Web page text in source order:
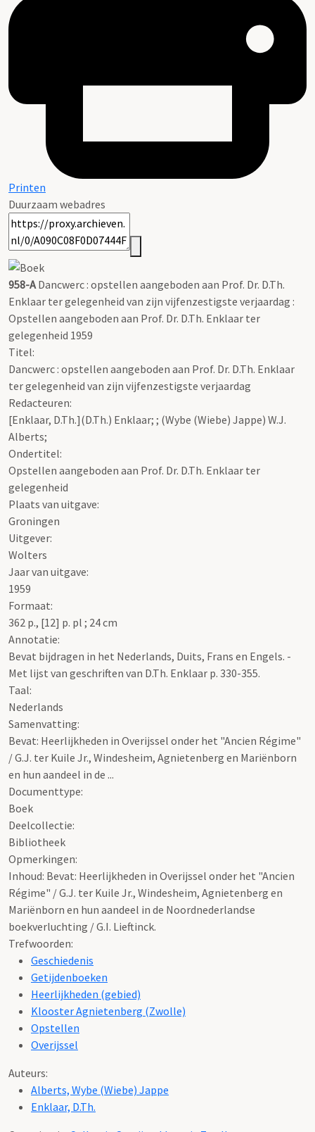
Printen
Duurzaam webadres
958-A Dancwerc : opstellen aangeboden aan Prof. Dr. D.Th.
Enklaar ter gelegenheid van zijn vijfenzestigste verjaardag :
Opstellen aangeboden aan Prof. Dr. D.Th. Enklaar ter
gelegenheid 1959
Titel:
Dancwerc : opstellen aangeboden aan Prof. Dr. D.Th. Enklaar
ter gelegenheid van zijn vijfenzestigste verjaardag
Redacteuren:
[Enklaar, D.Th.](D.Th.) Enklaar; ; (Wybe (Wiebe) Jappe) W.J.
Alberts;
Ondertitel:
Opstellen aangeboden aan Prof. Dr. D.Th. Enklaar ter
gelegenheid
Plaats van uitgave:
Groningen
Uitgever:
Wolters
Jaar van uitgave:
1959
Formaat:
362 p., [12] p. pl ; 24 cm
Annotatie:
Bevat bijdragen in het Nederlands, Duits, Frans en Engels. -
Met lijst van geschriften van D.Th. Enklaar p. 330-355.
Taal:
Nederlands
Samenvatting:
Bevat: Heerlijkheden in Overijssel onder het "Ancien Régime"
/ G.J. ter Kuile Jr., Windesheim, Agnietenberg en Mariënborn
en hun aandeel in de ...
Documenttype:
Boek
Deelcollectie:
Bibliotheek
Opmerkingen:
Inhoud: Bevat: Heerlijkheden in Overijssel onder het "Ancien
Régime" / G.J. ter Kuile Jr., Windesheim, Agnietenberg en
Mariënborn en hun aandeel in de Noordnederlandse
boekverluchting / G.I. Lieftinck.
Trefwoorden:
Geschiedenis
Getijdenboeken
Heerlijkheden (gebied)
Klooster Agnietenberg (Zwolle)
Opstellen
Overijssel
Auteurs:
Alberts, Wybe (Wiebe) Jappe
Enklaar, D.Th.